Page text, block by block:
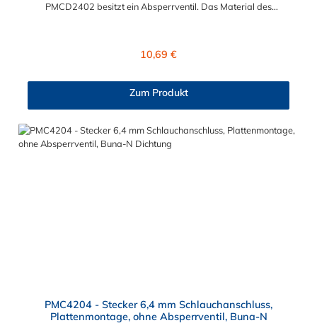
PMCD2402 besitzt ein Absperrventil. Das Material des
der PMC-, PMC12- und MC- Serie kombinieren.
Regulärer Preis:
10,69 €
Zum Produkt
PMC4204 - Stecker 6,4 mm Schlauchanschluss,
Plattenmontage, ohne Absperrventil, Buna-N